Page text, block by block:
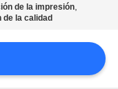
de la impresión,
la calidad